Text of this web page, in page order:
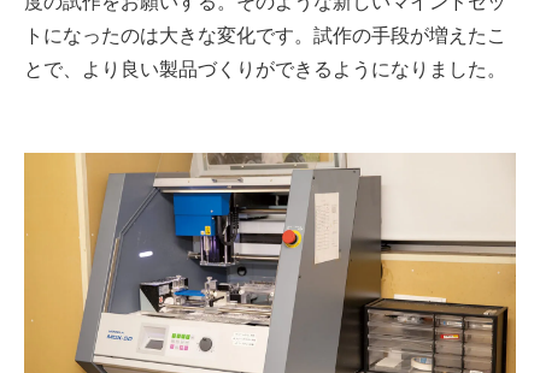
トになったのは大きな変化です。試作の手段が増えたこ
とで、より良い製品づくりができるようになりました。